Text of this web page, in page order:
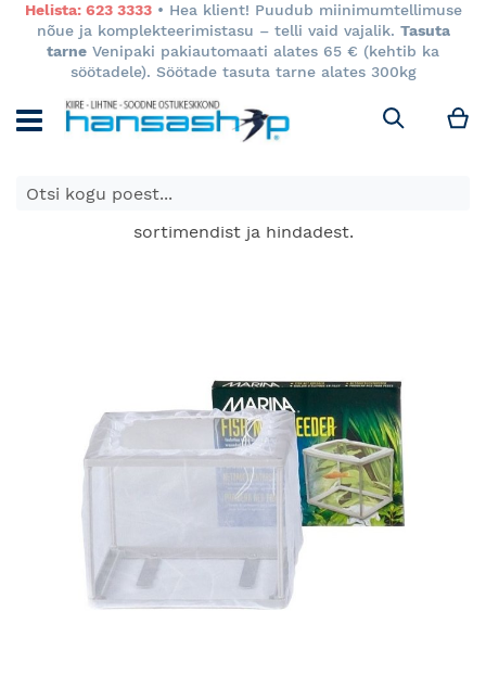
Helista: 623 3333• Hea klient! Puudub miinimumtellimuse
nõue ja komplekteerimistasu – telli vaid vajalik. Tasuta
tarne Venipaki pakiautomaati alates 65 € (kehtib ka
söötadele). Söötade tasuta tarne alates 300kg
Otsi
E-poes kuvatavad toodete hinnad kehtivad ainult e-
poes ja võivad erineda Keila ja Tartu poodide
sortimendist ja hindadest.